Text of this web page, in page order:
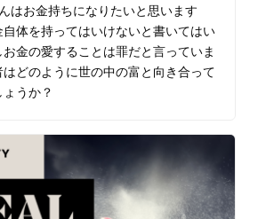
はお金持ちになりたいと思います
体を持ってはいけないと書いてはい
お金の愛することは罪だと言っていま
どのように世の中の富と向き合って
うか？